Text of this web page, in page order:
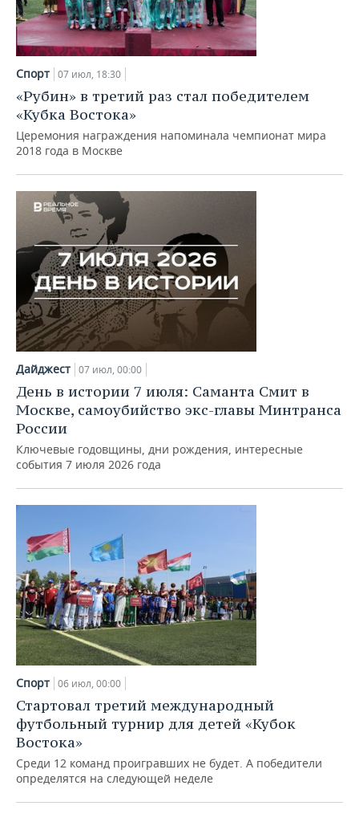
Спорт 07 июл, 18:30
«Рубин» в третий раз стал победителем
«Кубка Востока»
Церемония награждения напоминала чемпионат мира
2018 года в Москве
Дайджест 07 июл, 00:00
День в истории 7 июля: Саманта Смит в
Москве, самоубийство экс-главы Минтранса
России
Ключевые годовщины, дни рождения, интересные
события 7 июля 2026 года
Спорт 06 июл, 00:00
Стартовал третий международный
футбольный турнир для детей «Кубок
Востока»
Среди 12 команд проигравших не будет. А победители
определятся на следующей неделе